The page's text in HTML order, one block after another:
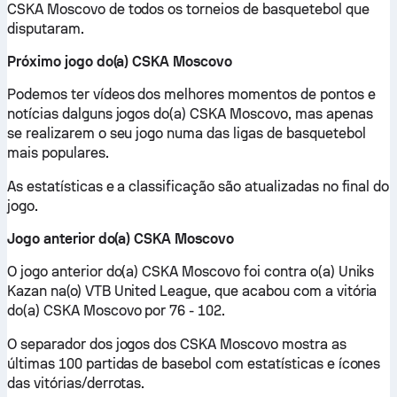
CSKA Moscovo de todos os torneios de basquetebol que
disputaram.
Próximo jogo do(a) CSKA Moscovo
Podemos ter vídeos dos melhores momentos de pontos e
notícias dalguns jogos do(a) CSKA Moscovo, mas apenas
se realizarem o seu jogo numa das ligas de basquetebol
mais populares.
As estatísticas e a classificação são atualizadas no final do
jogo.
Jogo anterior do(a) CSKA Moscovo
O jogo anterior do(a) CSKA Moscovo foi contra o(a) Uniks
Kazan na(o) VTB United League, que acabou com a vitória
do(a) CSKA Moscovo por 76 - 102.
O separador dos jogos dos CSKA Moscovo mostra as
últimas 100 partidas de basebol com estatísticas e ícones
das vitórias/derrotas.